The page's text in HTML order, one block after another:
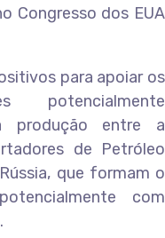
Congresso dos EUA
para apoiar os
potencialmente
produção entre a
de Petróleo
que formam o
com